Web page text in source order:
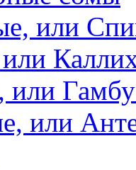
или
или
или